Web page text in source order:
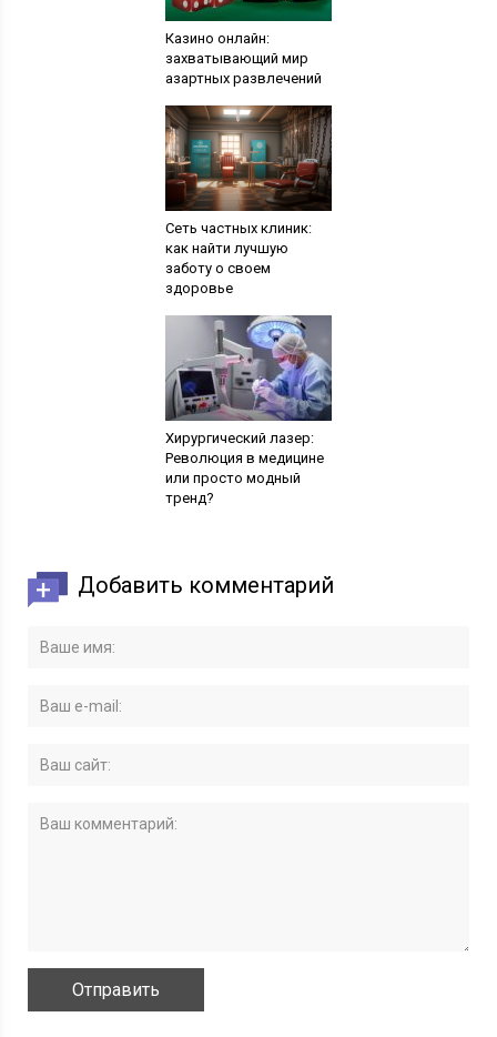
Казино онлайн:
захватывающий мир
азартных развлечений
Сеть частных клиник:
как найти лучшую
заботу о своем
здоровье
Хирургический лазер:
Революция в медицине
или просто модный
тренд?
Добавить комментарий